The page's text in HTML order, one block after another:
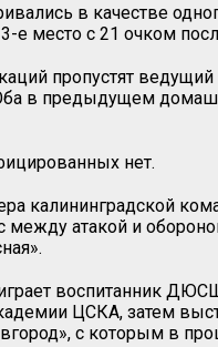
в качестве
е место с 21 очком
пропустят
в предыдущем
нет.
калининградской
между атакой и
воспитанник
ЦСКА, затем
с которым в